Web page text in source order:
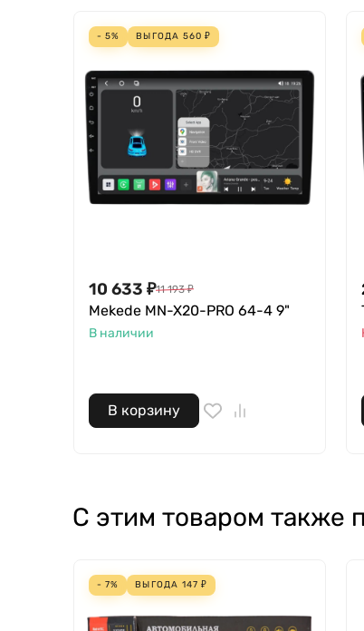
- 5% ВЫГОДА 560 ₽
10 633 ₽11 193 ₽
Mekede MN-X20-PRO 64-4 9"
В наличии
В корзину
С этим товаром также
- 7% ВЫГОДА 147 ₽